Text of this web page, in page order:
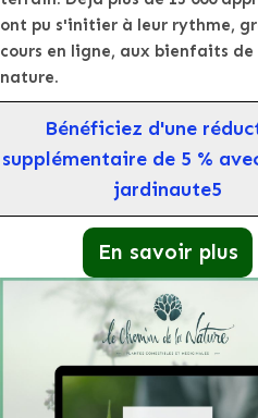
ont pu s'initier à leur rythme,
cours en ligne, aux bienfaits de
nature.
Bénéficiez d'une
supplémentaire de 5 %
jardinaute5
En savoir plus